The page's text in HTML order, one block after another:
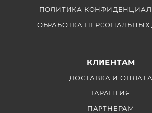
ПОЛИТИКА
ОБРАБОТКА ПЕРСОНАЛЬНЫХ
КЛИЕНТАМ
ДОСТАВКА И ОПЛАТА
ГАРАНТИЯ
ПАРТНЕРАМ